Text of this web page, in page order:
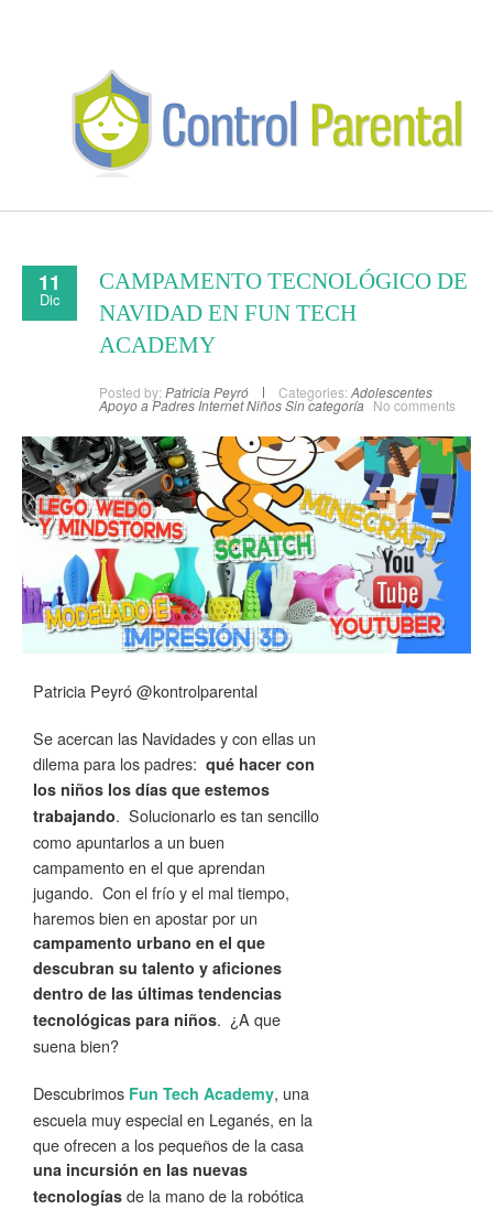
11
Dic
CAMPAMENTO TECNOLÓGICO DE
NAVIDAD EN FUN TECH
ACADEMY
Posted by: Patricia Peyró Categories: Adolescentes
Apoyo a Padres InternetNiñosSin categoría No comments
Patricia Peyró @kontrolparental
Se acercan las Navidades y con ellas un
dilema para los padres: qué hacer con
los niños los días que estemos
trabajando. Solucionarlo es tan sencillo
como apuntarlos a un buen
campamento en el que aprendan
jugando. Con el frío y el mal tiempo,
haremos bien en apostar por un
campamento urbano en el que
descubran su talento y aficiones
dentro de las últimas tendencias
tecnológicas para niños. ¿A que
suena bien?
Descubrimos Fun Tech Academy, una
escuela muy especial en Leganés, en la
que ofrecen a los pequeños de la casa
una incursión en las nuevas
tecnologías de la mano de la robótica